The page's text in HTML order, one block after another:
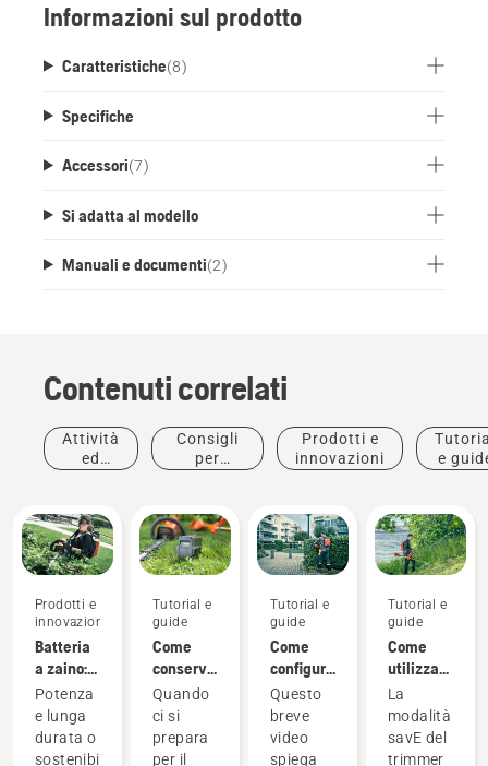
durata. È dotata di connettività Bluetooth per la
Informazioni sul prodotto
Caratteristiche(8)
Specifiche
Accessori(7)
Si adatta al modello
Manuali e documenti(2)
Contenuti correlati
Attività
ed
Consigli
per
Prodotti e
innovazioni
e
Prodotti e
innovazioni
Batteria
a zaino:
Una
rivoluzione
negli
utensili
Potenza
e lunga
durata o
sostenibilità
Tutorial e
guide
Come
conservare
la
batteria
Husqvarna
in
Quando
ci si
prepara
per il
Tutorial e
guide
Come
configurare
e
montare
correttamente
la
Questo
breve
video
spiega
Tutorial e
guide
Come
utilizzare
la
modalità
savE sul
trimmer
La
modalità
savE del
trimmer